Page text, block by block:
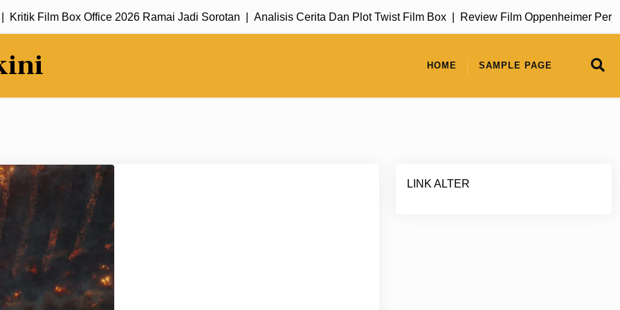
Film Box Office 2026 Ramai Jadi Sorotan |Analisis Cerita Dan Plot Twist Film Box |Review Film Oppenheimer
HOME SAMPLE PAGE
LINK ALTER